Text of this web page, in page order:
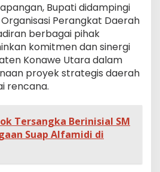
Bupati didampingi
Perangkat Daerah
berbagai pihak
komitmen dan sinergi
Konawe Utara dalam
proyek strategis daerah
rencana.
Tersangka Berinisial SM
Suap Alfamidi di